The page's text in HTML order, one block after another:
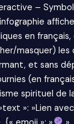
–
en français,
masquer) les
et sans
(en
spirituel de
»: »Lien